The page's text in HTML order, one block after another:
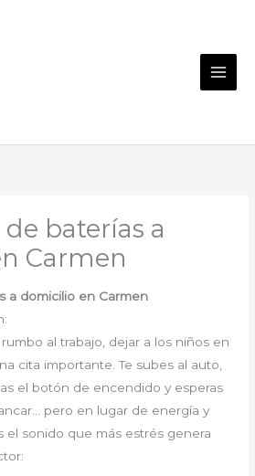
baterías a
Carmen
a domicilio en Carmen
al trabajo, dejar a los niños en
cita importante. Te subes al auto,
el botón de encendido y esperas
pero en lugar de energía y
el sonido que más estrés genera